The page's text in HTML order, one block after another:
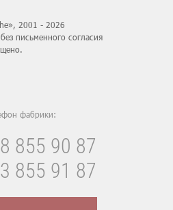
2001 - 2026
письменного согласия
фабрики:
855 90 87
855 91 87